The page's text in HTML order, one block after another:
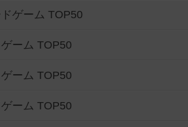
ゲーム TOP50
ーム TOP50
ーム TOP50
ーム TOP50